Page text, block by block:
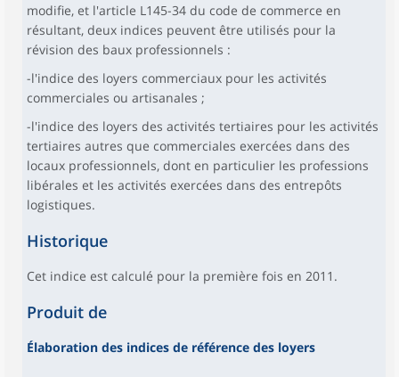
modifie, et l'article L145-34 du code de commerce en
résultant, deux indices peuvent être utilisés pour la
révision des baux professionnels :
-l'indice des loyers commerciaux pour les activités
commerciales ou artisanales ;
-l'indice des loyers des activités tertiaires pour les activités
tertiaires autres que commerciales exercées dans des
locaux professionnels, dont en particulier les professions
libérales et les activités exercées dans des entrepôts
logistiques.
Historique
Cet indice est calculé pour la première fois en 2011.
Produit de
Élaboration des indices de référence des loyers